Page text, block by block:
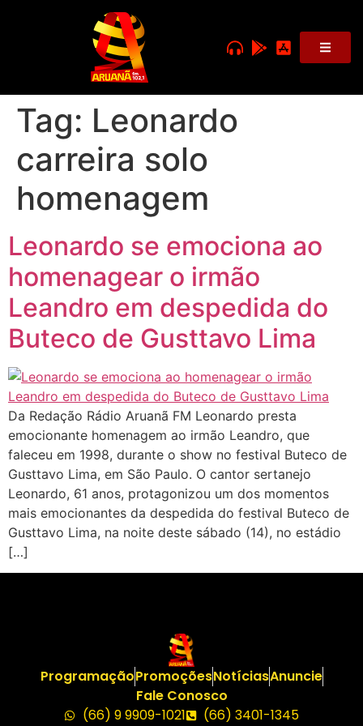
Tag: Leonardo
carreira solo
homenagem
Leonardo se emociona ao
homenagear o irmão
Leandro em despedida do
Buteco de Gusttavo Lima
Da Redação Rádio Aruanã FM Leonardo presta
emocionante homenagem ao irmão Leandro, que
faleceu em 1998, durante o show no festival Buteco de
Gusttavo Lima, em São Paulo. O cantor sertanejo
Leonardo, 61 anos, protagonizou um dos momentos
mais emocionantes da despedida do festival Buteco de
Gusttavo Lima, na noite deste sábado (14), no estádio
[…]
ProgramaçãoPromoçõesNotíciasAnuncie
Fale Conosco
(66) 9 9909-1021
(66) 3401-1345